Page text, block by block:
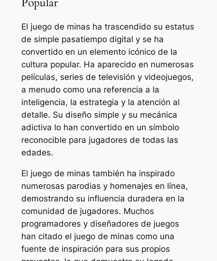
El juego de minas ha trascendido su estatus
de simple pasatiempo digital y se ha
convertido en un elemento icónico de la
cultura popular. Ha aparecido en numerosas
películas, series de televisión y videojuegos,
a menudo como una referencia a la
inteligencia, la estrategia y la atención al
detalle. Su diseño simple y su mecánica
adictiva lo han convertido en un símbolo
reconocible para jugadores de todas las
edades.
El juego de minas también ha inspirado
numerosas parodias y homenajes en línea,
demostrando su influencia duradera en la
comunidad de jugadores. Muchos
programadores y diseñadores de juegos
han citado el juego de minas como una
fuente de inspiración para sus propios